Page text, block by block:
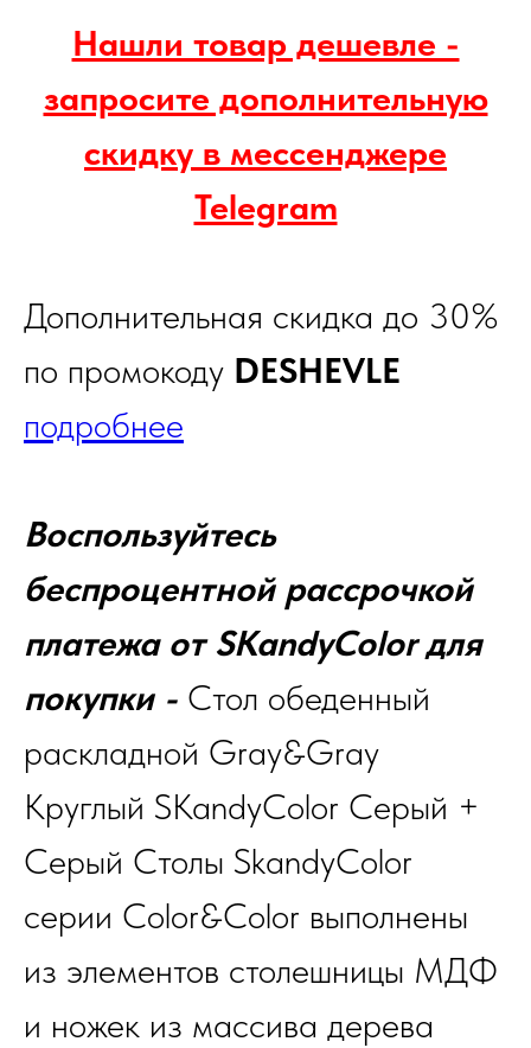
Нашли товар дешевле -
запросите дополнительную
скидку в мессенджере
Telegram
Дополнительная скидка до 30%
по промокоду DESHEVLE
подробнее
Воспользуйтесь
беспроцентной рассрочкой
платежа от SKandyColor для
покупки - Стол обеденный
раскладной Gray&Gray
Круглый SKandyColor Серый +
Серый Столы SkandyColor
серии Color&Color выполнены
из элементов столешницы МДФ
и ножек из массива дерева